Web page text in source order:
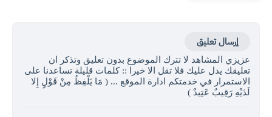
إرسال تعليق
عزيزي المشاهد لا تترك الموضوع بدون تعليق وتذكر ان
تعليقك يدل عليك فلا تقل الا خيرا :: كلمات قليلة تساعدنا على
الاستمرار في خدمتكم ادارة الموقع ... ( مَا يَلْفِظُ مِنْ قَوْلٍ إِلا
لَدَيْهِ رَقِيبٌ عَتِيدٌ )